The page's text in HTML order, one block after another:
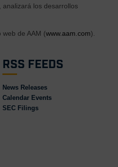
los desarrollos
de AAM (www.aam.com).
RSS Feeds
News Releases
Calendar Events
SEC Filings